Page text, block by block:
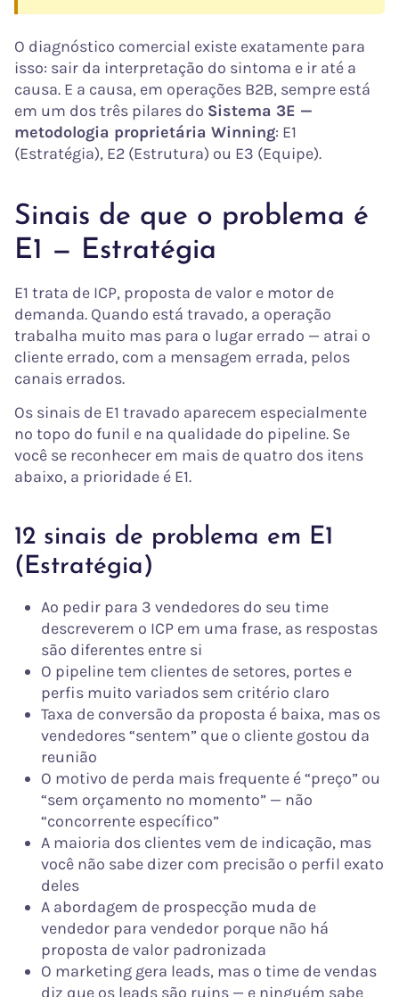
O diagnóstico comercial existe exatamente para
isso: sair da interpretação do sintoma e ir até a
causa. E a causa, em operações B2B, sempre está
em um dos três pilares do Sistema 3E —
metodologia proprietária Winning: E1
(Estratégia), E2 (Estrutura) ou E3 (Equipe).
Sinais de que o problema é
E1 — Estratégia
E1 trata de ICP, proposta de valor e motor de
demanda. Quando está travado, a operação
trabalha muito mas para o lugar errado — atrai o
cliente errado, com a mensagem errada, pelos
canais errados.
Os sinais de E1 travado aparecem especialmente
no topo do funil e na qualidade do pipeline. Se
você se reconhecer em mais de quatro dos itens
abaixo, a prioridade é E1.
12 sinais de problema em E1
(Estratégia)
Ao pedir para 3 vendedores do seu time
descreverem o ICP em uma frase, as respostas
são diferentes entre si
O pipeline tem clientes de setores, portes e
perfis muito variados sem critério claro
Taxa de conversão da proposta é baixa, mas os
vendedores “sentem” que o cliente gostou da
reunião
O motivo de perda mais frequente é “preço” ou
“sem orçamento no momento” — não
“concorrente específico”
A maioria dos clientes vem de indicação, mas
você não sabe dizer com precisão o perfil exato
deles
A abordagem de prospecção muda de
vendedor para vendedor porque não há
proposta de valor padronizada
O marketing gera leads, mas o time de vendas
diz que os leads são ruins — e ninguém sabe